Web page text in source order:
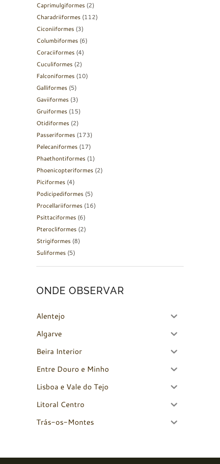
Caprimulgiformes (2)
Charadriiformes (112)
Ciconiiformes (3)
Columbiformes (6)
Coraciiformes (4)
Cuculiformes (2)
Falconiformes (10)
Galliformes (5)
Gaviiformes (3)
Gruiformes (15)
Otidiformes (2)
Passeriformes (173)
Pelecaniformes (17)
Phaethontiformes (1)
Phoenicopteriformes (2)
Piciformes (4)
Podicipediformes (5)
Procellariiformes (16)
Psittaciformes (6)
Pterocliformes (2)
Strigiformes (8)
Suliformes (5)
ONDE OBSERVAR
Alentejo
Algarve
Beira Interior
Entre Douro e Minho
Lisboa e Vale do Tejo
Litoral Centro
Trás-os-Montes